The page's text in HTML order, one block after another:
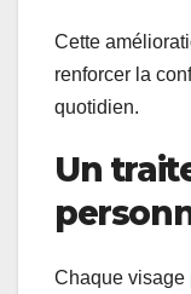
Cette
renforcer la
quotidien.
Un
Chaque visage